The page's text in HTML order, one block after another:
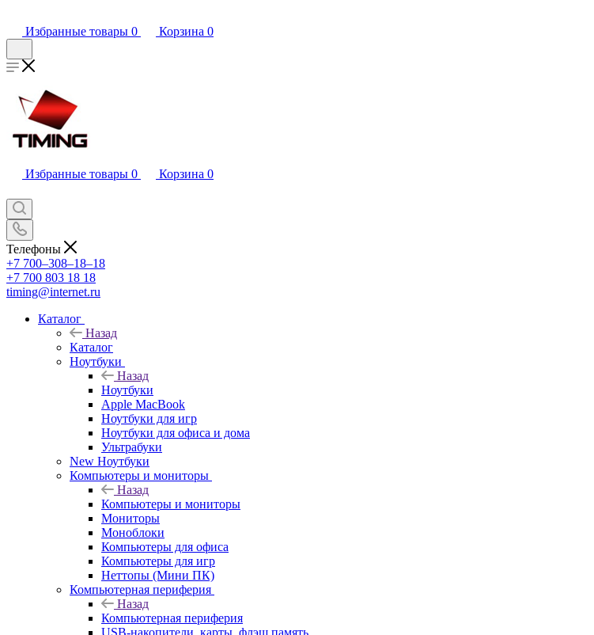
Избранные товары 0 Корзина 0
Избранные товары 0 Корзина 0
Телефоны
+7 700‒308‒18‒18
+7 700 803 18 18
timing@internet.ru
Каталог
Назад
Каталог
Ноутбуки
Назад
Ноутбуки
Apple MacBook
Ноутбуки для игр
Ноутбуки для офиса и дома
Ультрабуки
New Ноутбуки
Компьютеры и мониторы
Назад
Компьютеры и мониторы
Мониторы
Моноблоки
Компьютеры для офиса
Компьютеры для игр
Неттопы (Мини ПК)
Компьютерная периферия
Назад
Компьютерная периферия
USB-накопители, карты, флэш память